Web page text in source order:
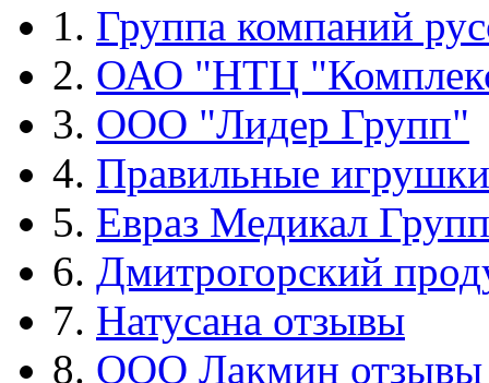
1. Группа компаний
2. ОАО "НТЦ
3. ООО "Лидер Групп"
4. Правильные игрушки
5. Евраз Медикал Групп
6. Дмитрогорский
7. Натусана отзывы
8. ООО Лакмин отзывы